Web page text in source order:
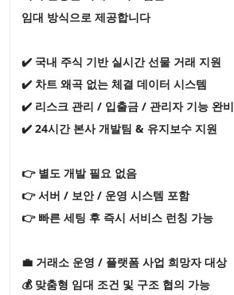
임대 방식으로 제공합니다
✔️ 국내 주식 기반 실시간 선물 거래 지원
✔️ 차트 왜곡 없는 체결 데이터 시스템
✔️ 리스크 관리 / 입출금 / 관리자 기능 완비
✔️ 24시간 본사 개발팀 & 유지보수 지원
👉 별도 개발 필요 없음
👉 서버 / 보안 / 운영 시스템 포함
👉 빠른 세팅 후 즉시 서비스 런칭 가능
💼 거래소 운영 / 플랫폼 사업 희망자 대상
💰 맞춤형 임대 조건 및 구조 협의 가능